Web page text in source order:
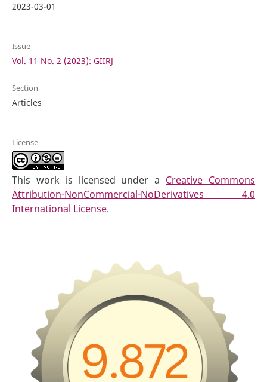
2023-03-01
Issue
Vol. 11 No. 2 (2023): GIIRJ
Section
Articles
License
This work is licensed under a Creative Commons
Attribution-NonCommercial-NoDerivatives 4.0
International License.